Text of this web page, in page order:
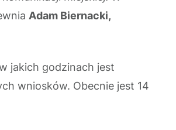
Adam Biernacki,
jakich godzinach jest
wniosków. Obecnie jest 14